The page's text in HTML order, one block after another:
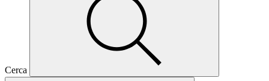
Cerca